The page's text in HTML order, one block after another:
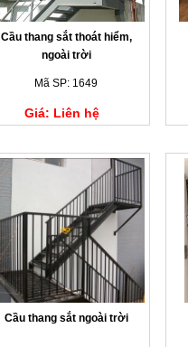
Cầu thang sắt thoát hiểm,
ngoài trời
Mã SP: 1649
Giá: Liên hệ
Cầu thang sắt ngoài trời